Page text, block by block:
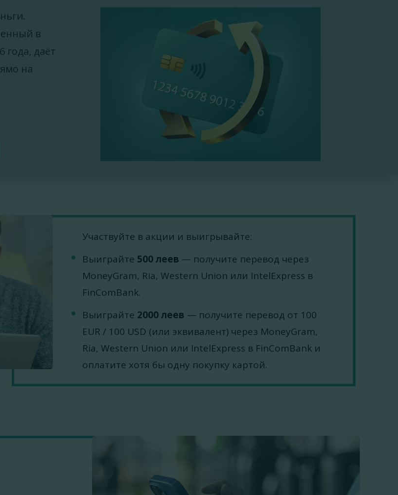
в
года, даёт
на
Участвуйте в акции и выигрывайте:
Выиграйте 500 леев — получите перевод через
MoneyGram, Ria, Western Union или IntelExpress в
FinComBank.
Выиграйте 2000 леев — получите перевод от 100
EUR / 100 USD (или эквивалент) через MoneyGram,
Ria, Western Union или IntelExpress в FinComBank и
оплатите хотя бы одну покупку картой.